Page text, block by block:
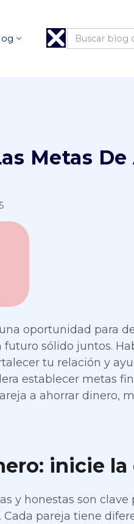
Metas
oportunidad para
sólido juntos.
tu relación y
establecer metas
a ahorrar dinero,
inicie
y honestas son
pareja tiene